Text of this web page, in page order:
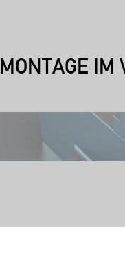
MONTAGE IM